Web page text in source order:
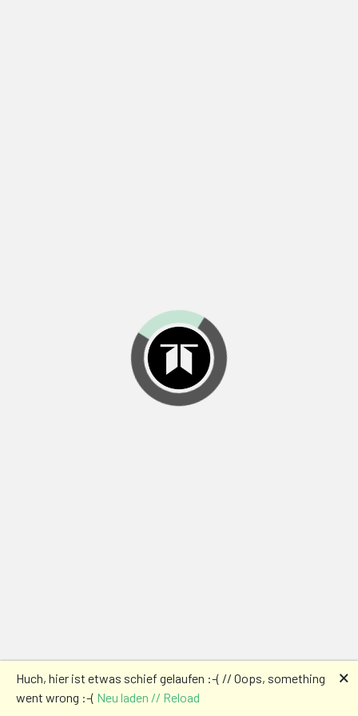
Huch, hier ist etwas schief gelaufen :-( // Oops, something
went wrong :-( Neu laden // Reload
🗙